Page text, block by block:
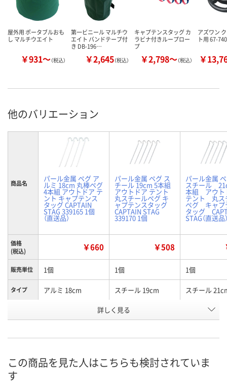
屋外用 ポータブルおも
し マルチウエイト
￥931～（税込）
第一ビニール マルチウ
エイト バンドテープ付
き DB-196…
￥2,645（税込）
キャプテンスタッグ カ
ラビナ付きループロー
プ
￥2,798～（税込）
アズワン
ト用 67-
￥
他のバリエーション
商品名 パール金属 ペグ ア
ルミ 18cm 丸棒ペグ
4本組 アウトドア テ
ント キャプテンス
タッグ CAPTAIN
STAG 339165 1個
（直送品）
パール金属 ペグ ス
チール 19cm 5本組
アウトドア テント
丸スチールペグ キ
ャプテンスタッグ
CAPTAIN STAG
339170 1個
パール金属
スチール
本組 アウ
テント 丸ス
ペグ キャプ
タッグ
STAG（直送品
価格
(税込)
￥660 ￥508
販売単位 1個 1個 1個
タイプ アルミ 18cm スチール 19cm スチール
JJ21758 JJ21749
詳しく見る
この商品を見た人はこちらも検討されていま
す